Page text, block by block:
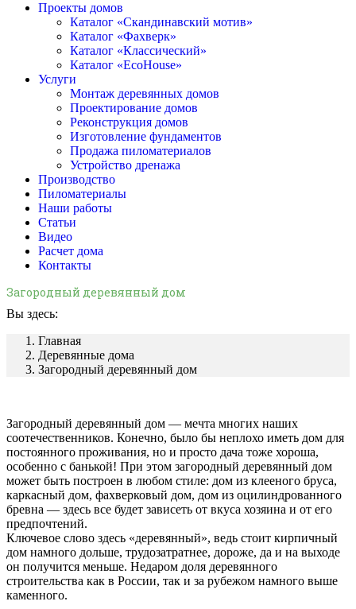
Проекты домов
Каталог «Скандинавский мотив»
Каталог «Фахверк»
Каталог «Классический»
Каталог «EcoHouse»
Услуги
Монтаж деревянных домов
Проектирование домов
Реконструкция домов
Изготовление фундаментов
Продажа пиломатериалов
Устройство дренажа
Производство
Пиломатериалы
Наши работы
Статьи
Видео
Расчет дома
Контакты
Загородный деревянный дом
Вы здесь:
Главная
Деревянные дома
Загородный деревянный дом
Загородный деревянный дом — мечта многих наших
соотечественников. Конечно, было бы неплохо иметь дом для
постоянного проживания, но и просто дача тоже хороша,
особенно с банькой! При этом загородный деревянный дом
может быть построен в любом стиле: дом из клееного бруса,
каркасный дом, фахверковый дом, дом из оцилиндрованного
бревна — здесь все будет зависеть от вкуса хозяина и от его
предпочтений.
Ключевое слово здесь «деревянный», ведь стоит кирпичный
дом намного дольше, трудозатратнее, дороже, да и на выходе
он получится меньше. Недаром доля деревянного
строительства как в России, так и за рубежом намного выше
каменного.